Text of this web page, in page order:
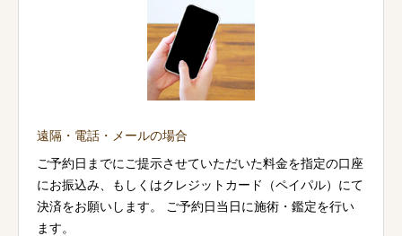
遠隔・電話・メールの場合
ご予約日までにご提示させていただいた料金を指定の口座
にお振込み、もしくはクレジットカード（ペイパル）にて
決済をお願いします。 ご予約日当日に施術・鑑定を行い
ます。